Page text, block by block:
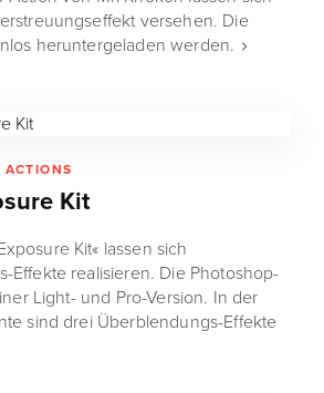
versehen. Die
heruntergeladen werden.
ACTIONS
Kit
Kit« lassen sich
Effekte realisieren. Die Photoshop-
Light- und Pro-Version. In der
sind drei Überblendungs-Effekte